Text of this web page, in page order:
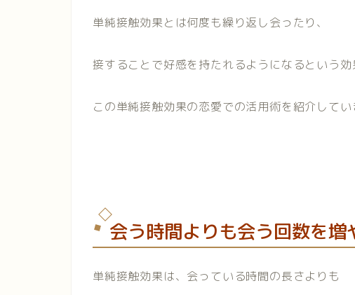
単純接触効果とは何度も繰り返し会ったり、
接することで好感を持たれるようになるという効
この単純接触効果の恋愛での活用術を紹介してい
会う時間よりも会う回数を増
単純接触効果は、会っている時間の長さよりも